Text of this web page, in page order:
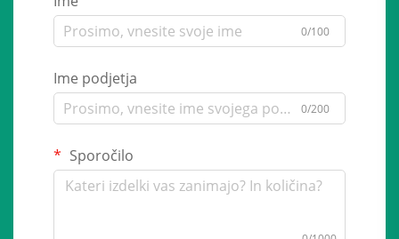
0/100
Ime podjetja
0/200
Sporočilo